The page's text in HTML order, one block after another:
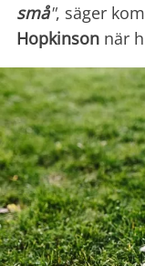
små", säger
Hopkinson när